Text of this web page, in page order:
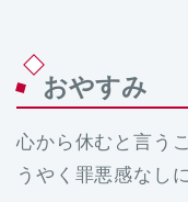
おやすみ
心から休むと言う
うやく罪悪感なし